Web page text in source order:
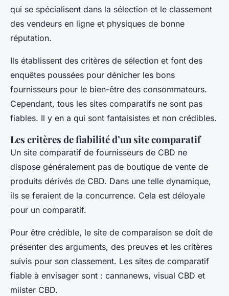
qui se spécialisent dans la sélection et le classement
des vendeurs en ligne et physiques de bonne
réputation.
Ils établissent des critères de sélection et font des
enquêtes poussées pour dénicher les bons
fournisseurs pour le bien-être des consommateurs.
Cependant, tous les sites comparatifs ne sont pas
fiables. Il y en a qui sont fantaisistes et non crédibles.
Les critères de fiabilité d’un site comparatif
Un site comparatif de fournisseurs de CBD ne
dispose généralement pas de boutique de vente de
produits dérivés de CBD. Dans une telle dynamique,
ils se feraient de la concurrence. Cela est déloyale
pour un comparatif.
Pour être crédible, le site de comparaison se doit de
présenter des arguments, des preuves et les critères
suivis pour son classement. Les sites de comparatif
fiable à envisager sont : cannanews, visual CBD et
miister CBD.